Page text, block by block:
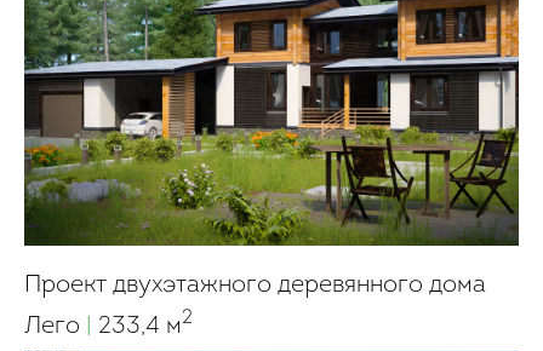
Проект двухэтажного деревянного дома
Лего
233,4 м2